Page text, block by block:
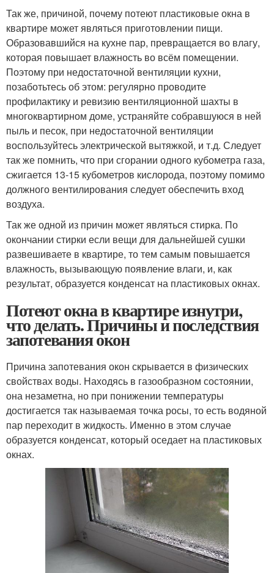
Так же, причиной, почему потеют пластиковые окна в
квартире может являться приготовлении пищи.
Образовавшийся на кухне пар, превращается во влагу,
которая повышает влажность во всём помещении.
Поэтому при недостаточной вентиляции кухни,
позаботьтесь об этом: регулярно проводите
профилактику и ревизию вентиляционной шахты в
многоквартирном доме, устраняйте собравшуюся в ней
пыль и песок, при недостаточной вентиляции
воспользуйтесь электрической вытяжкой, и т.д. Следует
так же помнить, что при сгорании одного кубометра газа,
сжигается 13-15 кубометров кислорода, поэтому помимо
должного вентилирования следует обеспечить вход
воздуха.
Так же одной из причин может являться стирка. По
окончании стирки если вещи для дальнейшей сушки
развешиваете в квартире, то тем самым повышается
влажность, вызывающую появление влаги, и, как
результат, образуется конденсат на пластиковых окнах.
Потеют окна в квартире изнутри,
что делать. Причины и последствия
запотевания окон
Причина запотевания окон скрывается в физических
свойствах воды. Находясь в газообразном состоянии,
она незаметна, но при понижении температуры
достигается так называемая точка росы, то есть водяной
пар переходит в жидкость. Именно в этом случае
образуется конденсат, который оседает на пластиковых
окнах.